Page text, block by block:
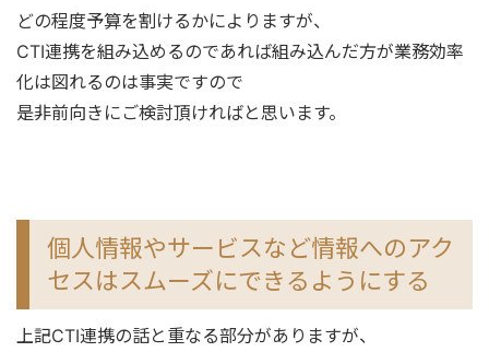
どの程度予算を割けるかによりますが、
CTI連携を組み込めるのであれば組み込んだ方が業務効率
化は図れるのは事実ですので
是非前向きにご検討頂ければと思います。
個人情報やサービスなど情報へのアク
セスはスムーズにできるようにする
上記CTI連携の話と重なる部分がありますが、